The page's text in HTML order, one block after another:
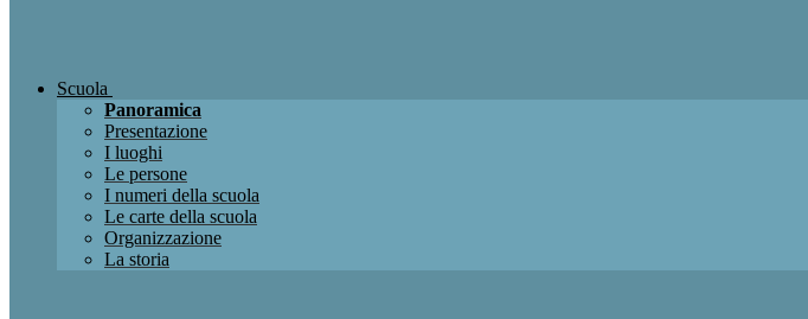
Scuola
Panoramica
Presentazione
I luoghi
Le persone
I numeri della scuola
Le carte della scuola
Organizzazione
La storia